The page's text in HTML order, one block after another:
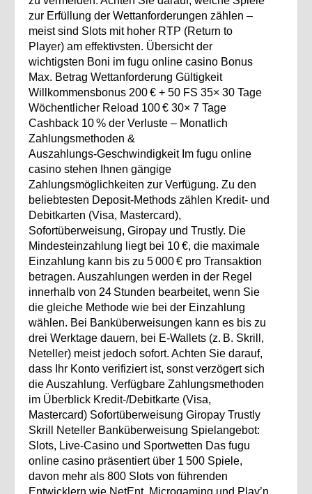
zur Erfüllung der Wettanforderungen zählen –
meist sind Slots mit hoher RTP (Return to
Player) am effektivsten. Übersicht der
wichtigsten Boni im fugu online casino Bonus
Max. Betrag Wettanforderung Gültigkeit
Willkommensbonus 200 € + 50 FS 35× 30 Tage
Wöchentlicher Reload 100 € 30× 7 Tage
Cashback 10 % der Verluste – Monatlich
Zahlungsmethoden &
Auszahlungs‑Geschwindigkeit Im fugu online
casino stehen Ihnen gängige
Zahlungsmöglichkeiten zur Verfügung. Zu den
beliebtesten Deposit‑Methods zählen Kredit‑ und
Debitkarten (Visa, Mastercard),
Sofortüberweisung, Giropay und Trustly. Die
Mindesteinzahlung liegt bei 10 €, die maximale
Einzahlung kann bis zu 5 000 € pro Transaktion
betragen. Auszahlungen werden in der Regel
innerhalb von 24 Stunden bearbeitet, wenn Sie
die gleiche Methode wie bei der Einzahlung
wählen. Bei Banküberweisungen kann es bis zu
drei Werktage dauern, bei E‑Wallets (z. B. Skrill,
Neteller) meist jedoch sofort. Achten Sie darauf,
dass Ihr Konto verifiziert ist, sonst verzögert sich
die Auszahlung. Verfügbare Zahlungsmethoden
im Überblick Kredit‑/Debitkarte (Visa,
Mastercard) Sofortüberweisung Giropay Trustly
Skrill Neteller Banküberweisung Spielangebot:
Slots, Live‑Casino und Sportwetten Das fugu
online casino präsentiert über 1 500 Spiele,
davon mehr als 800 Slots von führenden
Entwicklern wie NetEnt, Microgaming und Play’n